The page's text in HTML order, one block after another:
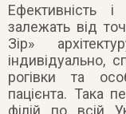
Ефективність
залежать від
Зір»
індивідуально,
рогівки та
пацієнта. Така
філій по всій